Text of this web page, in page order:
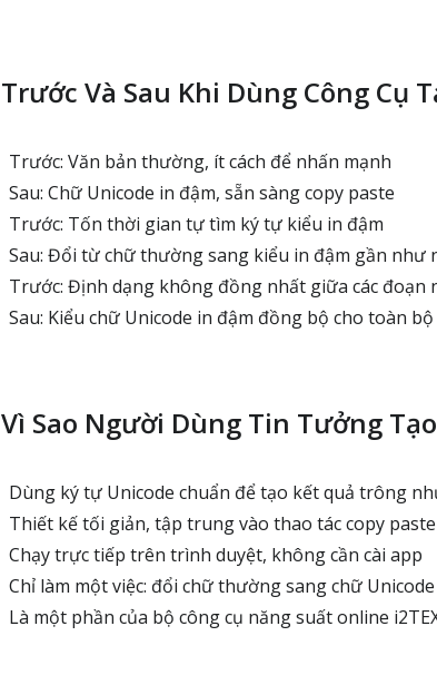
Trước Và Sau Khi Dùng Công Cụ
Trước: Văn bản thường, ít cách để nhấn mạnh
Sau: Chữ Unicode in đậm, sẵn sàng copy paste
Trước: Tốn thời gian tự tìm ký tự kiểu in đậm
Sau: Đổi từ chữ thường sang kiểu in đậm gần như
Trước: Định dạng không đồng nhất giữa các đoạn
Sau: Kiểu chữ Unicode in đậm đồng bộ cho toàn
Vì Sao Người Dùng Tin Tưởng
Dùng ký tự Unicode chuẩn để tạo kết quả trông
Thiết kế tối giản, tập trung vào thao tác copy
Chạy trực tiếp trên trình duyệt, không cần cài app
Chỉ làm một việc: đổi chữ thường sang chữ
Là một phần của bộ công cụ năng suất online